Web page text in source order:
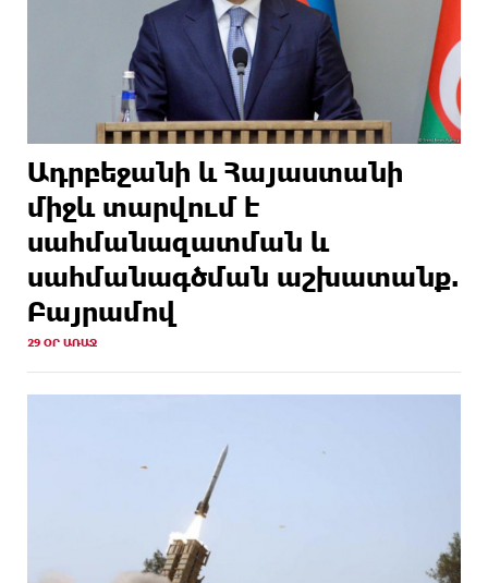
Ադրբեջանի և Հայաստանի
միջև տարվում է
սահմանազատման և
սահմանագծման աշխատանք.
Բայրամով
29 ՕՐ ԱՌԱՋ